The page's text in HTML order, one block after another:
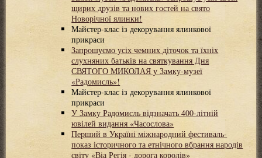
щирих друзів та нових гостей на свято
Новорічної ялинки!
Майстер-клас із декорування ялинкової
прикраси
Запрошуємо усіх чемних діточок та їхніх
слухняних батьків на святкування Дня
СВЯТОГО МИКОЛАЯ у Замку-музеї
«Радомисль»!
Майстер-клас із декорування ялинкової
прикраси
У Замку Радомисль відзначать 400-літній
ювілей видання «Часослова»
Перший в Україні міжнародний фестиваль-
показ історичного та етнічного вбрання народів
світу «Віа Регія - дорога королів»